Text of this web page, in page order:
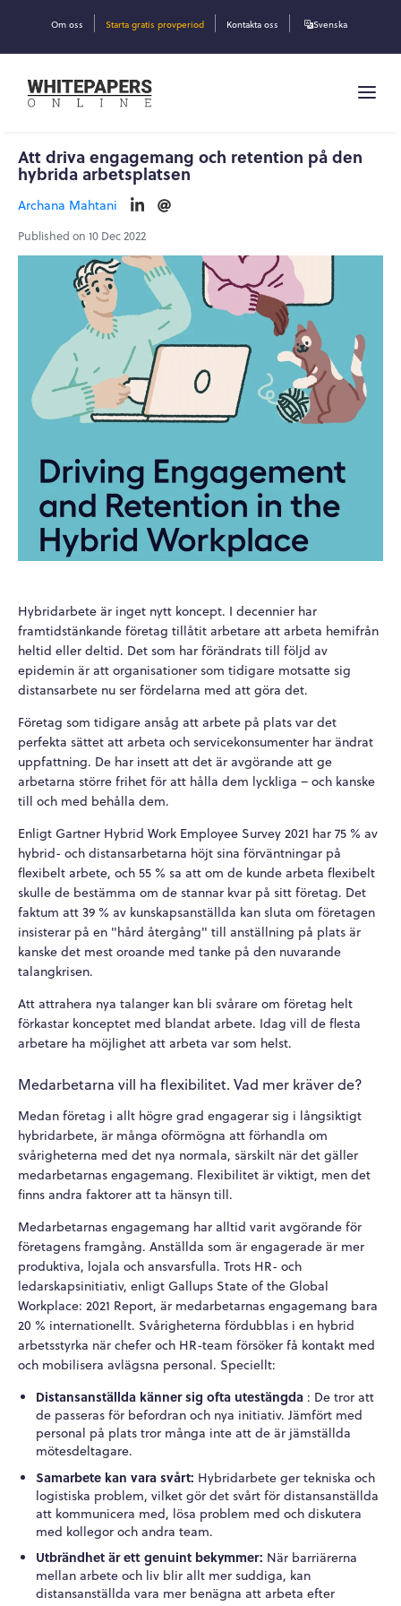
Om oss Starta gratis provperiod Kontakta oss Svenska
Att driva engagemang och retention på den
hybrida arbetsplatsen
Archana Mahtani
Published on 10 Dec 2022
Hybridarbete är inget nytt koncept. I decennier har
framtidstänkande företag tillåtit arbetare att arbeta hemifrån
heltid eller deltid. Det som har förändrats till följd av
epidemin är att organisationer som tidigare motsatte sig
distansarbete nu ser fördelarna med att göra det.
Företag som tidigare ansåg att arbete på plats var det
perfekta sättet att arbeta och servicekonsumenter har ändrat
uppfattning. De har insett att det är avgörande att ge
arbetarna större frihet för att hålla dem lyckliga – och kanske
till och med behålla dem.
Enligt Gartner Hybrid Work Employee Survey 2021 har 75 % av
hybrid- och distansarbetarna höjt sina förväntningar på
flexibelt arbete, och 55 % sa att om de kunde arbeta flexibelt
skulle de bestämma om de stannar kvar på sitt företag. Det
faktum att 39 % av kunskapsanställda kan sluta om företagen
insisterar på en "hård återgång" till anställning på plats är
kanske det mest oroande med tanke på den nuvarande
talangkrisen.
Att attrahera nya talanger kan bli svårare om företag helt
förkastar konceptet med blandat arbete. Idag vill de flesta
arbetare ha möjlighet att arbeta var som helst.
Medarbetarna vill ha flexibilitet. Vad mer kräver de?
Medan företag i allt högre grad engagerar sig i långsiktigt
hybridarbete, är många oförmögna att förhandla om
svårigheterna med det nya normala, särskilt när det gäller
medarbetarnas engagemang. Flexibilitet är viktigt, men det
finns andra faktorer att ta hänsyn till.
Medarbetarnas engagemang har alltid varit avgörande för
företagens framgång. Anställda som är engagerade är mer
produktiva, lojala och ansvarsfulla. Trots HR- och
ledarskapsinitiativ, enligt Gallups State of the Global
Workplace: 2021 Report, är medarbetarnas engagemang bara
20 % internationellt. Svårigheterna fördubblas i en hybrid
arbetsstyrka när chefer och HR-team försöker få kontakt med
och mobilisera avlägsna personal. Speciellt:
Distansanställda känner sig ofta utestängda : De tror att
de passeras för befordran och nya initiativ. Jämfört med
personal på plats tror många inte att de är jämställda
mötesdeltagare.
Samarbete kan vara svårt: Hybridarbete ger tekniska och
logistiska problem, vilket gör det svårt för distansanställda
att kommunicera med, lösa problem med och diskutera
med kollegor och andra team.
Utbrändhet är ett genuint bekymmer: När barriärerna
mellan arbete och liv blir allt mer suddiga, kan
distansanställda vara mer benägna att arbeta efter